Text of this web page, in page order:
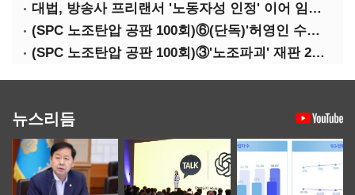
대법, 방송사 프리랜서 '노동자성 인정' 이어 임금차별 '제동'
(SPC 노조탄압 공판 100회)⑥(단독)'허영인 수사기밀 유출' 임원, 출소하자 '억대 연봉' 고문으로
(SPC 노조탄압 공판 100회)③'노조파괴' 재판 2년 만의 증언…파리바게뜨 지회장 "허영인에 엄벌을"
뉴스리듬